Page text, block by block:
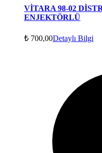
VİTARA 98-02
ENJEKTÖRLÜ
₺ 700,00Detaylı Bilgi